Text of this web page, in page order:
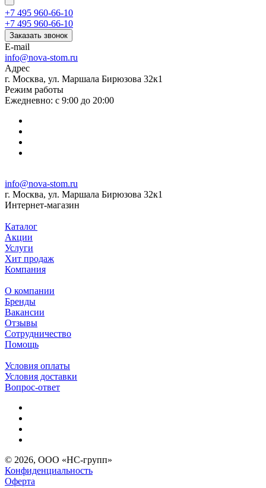
+7 495 960-66-10
+7 495 960-66-10
Заказать звонок
E-mail
info@nova-stom.ru
Адрес
г. Москва, ул. Маршала Бирюзова 32к1
Режим работы
Ежедневно: с 9:00 до 20:00
info@nova-stom.ru
г. Москва, ул. Маршала Бирюзова 32к1
Интернет-магазин
Каталог
Акции
Услуги
Хит продаж
Компания
О компании
Бренды
Вакансии
Отзывы
Сотрудничество
Помощь
Условия оплаты
Условия доставки
Вопрос-ответ
© 2026, ООО «НС-групп»
Конфиденциальность
Оферта